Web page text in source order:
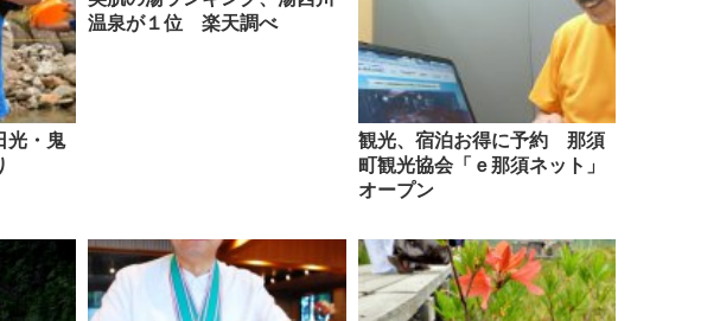
光・鬼
温泉が１位 楽天調べ
観光、宿泊お得に予約 那須
町観光協会「ｅ那須ネット」
オープン